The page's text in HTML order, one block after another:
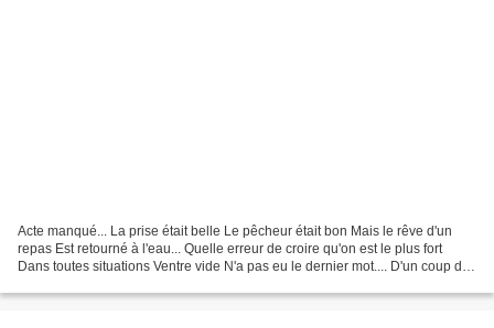
Acte manqué... La prise était belle Le pêcheur était bon Mais le rêve d'un
repas Est retourné à l'eau... Quelle erreur de croire qu'on est le plus fort
Dans toutes situations Ventre vide N'a pas eu le dernier mot.... D'un coup de